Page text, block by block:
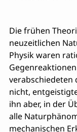
Die frühen
neuzeitlichen
Physik waren
verabschiedeten
nicht,
ihn aber, in der
alle
mechanischen